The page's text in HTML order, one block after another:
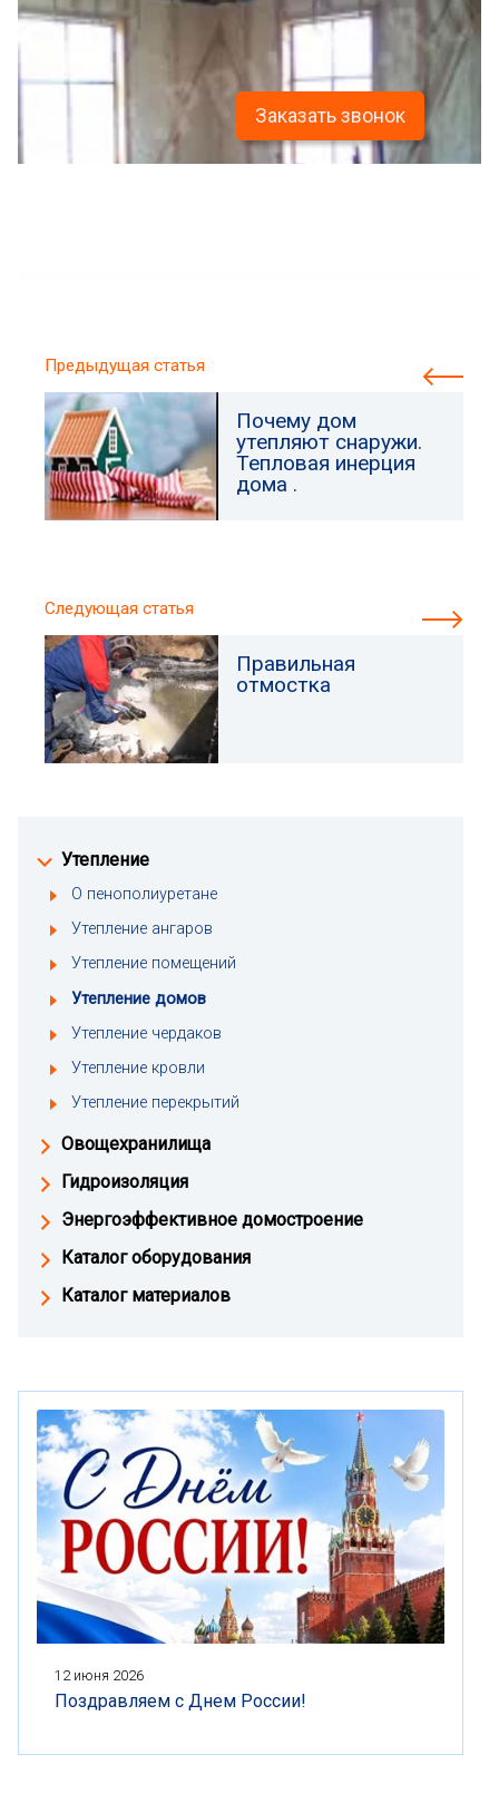
Заказать звонок
Утепление
О пенополиуретане
Утепление ангаров
Утепление помещений
Утепление домов
Утепление чердаков
Утепление кровли
Утепление перекрытий
Овощехранилища
Гидроизоляция
Энергоэффективное домостроение
Каталог оборудования
Каталог материалов
12 июня 2026
Поздравляем с Днем России!
Предыдущая статья
Почему дом
утепляют снаружи.
Тепловая инерция
дома .
Следующая статья
Правильная
отмостка